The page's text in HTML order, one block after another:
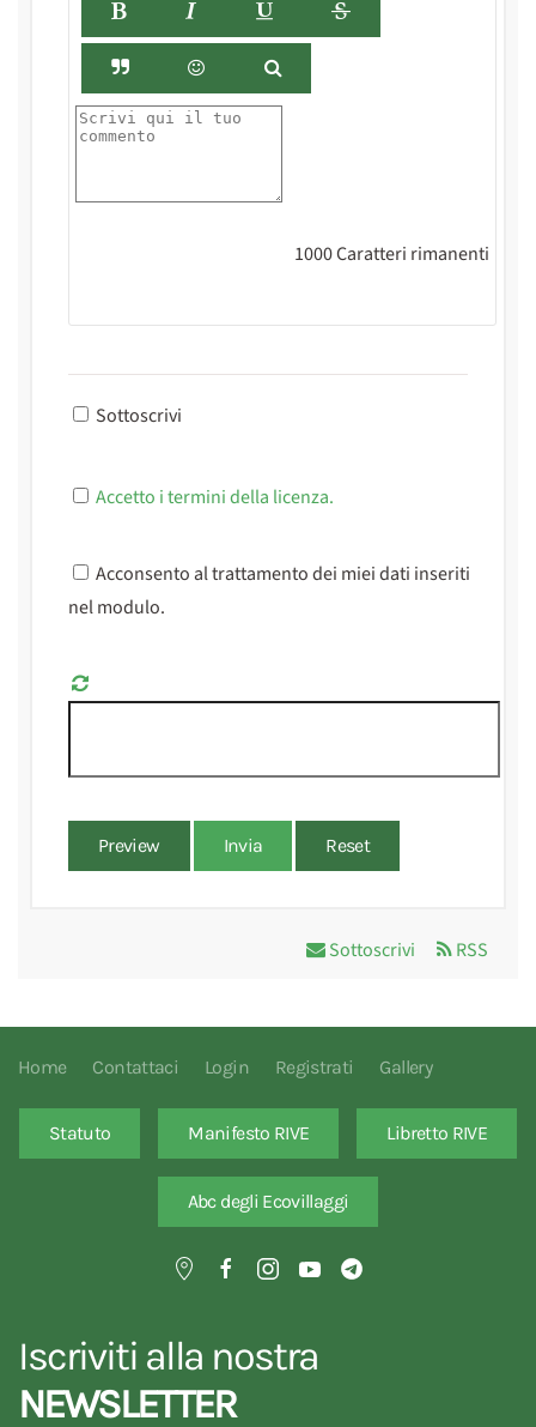
1000Caratteri rimanenti
Sottoscrivi
Accetto i termini della licenza.
Acconsento al trattamento dei miei dati inseriti
nel modulo.
Preview Invia Reset
Sottoscrivi RSS
Home Contattaci Login Registrati Gallery
Statuto Manifesto RIVE Libretto RIVE
Abc degli Ecovillaggi
Iscriviti alla nostra
NEWSLETTER